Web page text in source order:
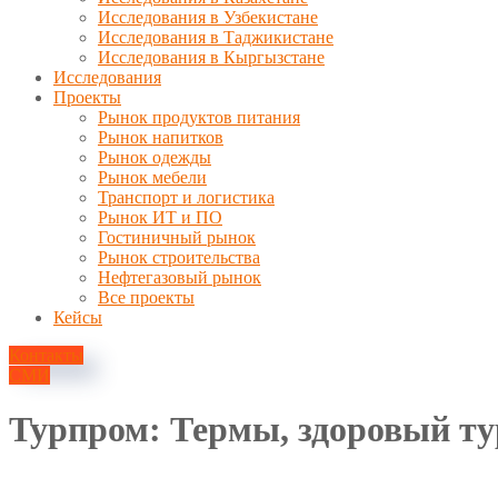
Исследования в Узбекистане
Исследования в Таджикистане
Исследования в Кыргызстане
Исследования
Проекты
Рынок продуктов питания
Рынок напитков
Рынок одежды
Рынок мебели
Транспорт и логистика
Рынок ИТ и ПО
Гостиничный рынок
Рынок строительства
Нефтегазовый рынок
Все проекты
Кейсы
Контакты
СМИ
Турпром: Термы, здоровый